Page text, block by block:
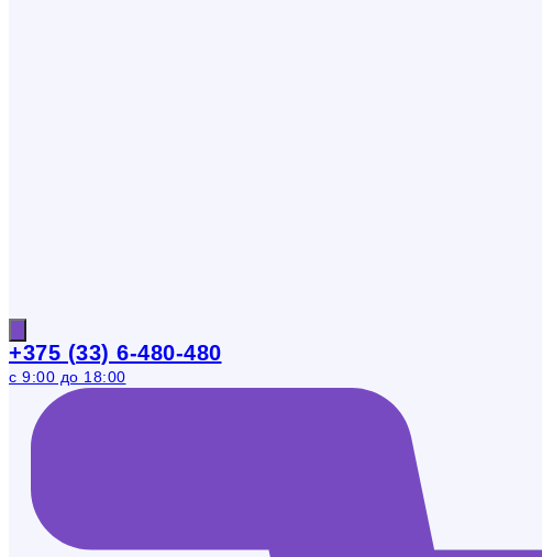
+375 (33) 6-480-480
с 9:00 до 18:00